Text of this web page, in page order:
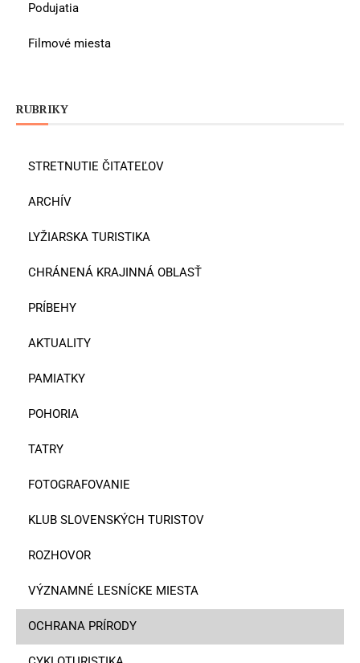
Podujatia
Filmové miesta
RUBRIKY
STRETNUTIE ČITATEĽOV
ARCHÍV
LYŽIARSKA TURISTIKA
CHRÁNENÁ KRAJINNÁ OBLASŤ
PRÍBEHY
AKTUALITY
PAMIATKY
POHORIA
TATRY
FOTOGRAFOVANIE
KLUB SLOVENSKÝCH TURISTOV
ROZHOVOR
VÝZNAMNÉ LESNÍCKE MIESTA
OCHRANA PRÍRODY